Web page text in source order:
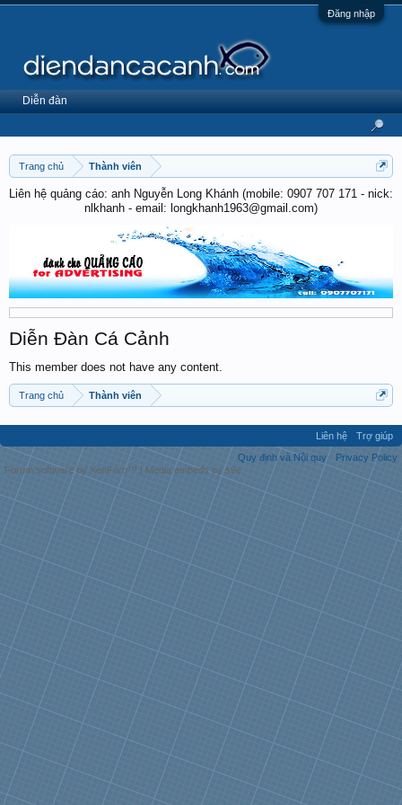
Đăng nhập
Trang chủ Thành viên
Liên hệ quảng cáo: anh Nguyễn Long Khánh (mobile: 0907 707 171 - nick:
nlkhanh - email: longkhanh1963@gmail.com)
Diễn Đàn Cá Cảnh
This member does not have any content.
Trang chủ Thành viên
Diễn đàn
Liên hệ
Trợ giúp
Quy định và Nội quy
Privacy Policy
Forum software by XenForo™ | Media embeds by s9e